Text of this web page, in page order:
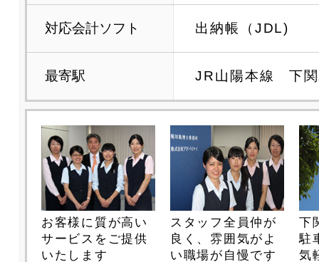
対応会計ソフト 出納帳（JDL)
最寄駅 JR山陽本線 下
お客様に質が高い
サービスをご提供
いたします
スタッフ全員仲が
良く、雰囲気がよ
い職場が自慢です
下
駐
気